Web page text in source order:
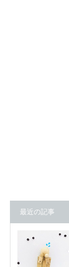
最近の記事